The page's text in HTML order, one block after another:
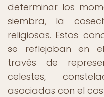
determinar los
siembra, la
religiosas. Estos
se reflejaban en
través de
celestes,
asociadas con el